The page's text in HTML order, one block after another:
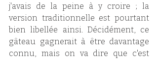
j'avais de la peine à y croire ; la
version traditionnelle est pourtant
bien libellée ainsi. Décidément, ce
gâteau gagnerait à être davantage
connu, mais on va dire que c'est